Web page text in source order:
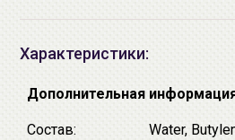
использовать средство даже
Ключевой компонент продукта -
видов гиалуроновой кислоты
Характеристики:
Дополнительная
Состав:
Water,